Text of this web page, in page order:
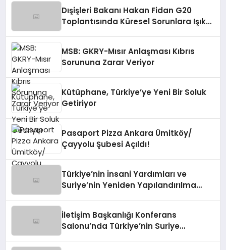
Dışişleri Bakanı Hakan Fidan G20
Toplantısında Küresel Sorunlara Işık
MSB: GKRY-Mısır Anlaşması Kıbrıs
Sorununa Zarar Veriyor
Kütüphane, Türkiye’ye Yeni Bir Soluk
Getiriyor
Pasaport Pizza Ankara Ümitköy/
Çayyolu Şubesi Açıldı!
Türkiye’nin İnsani Yardımları ve
Suriye’nin Yeniden Yapılandırılma
İletişim Başkanlığı Konferans
Salonu’nda Türkiye’nin Suriye